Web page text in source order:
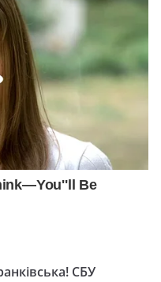
СБУ